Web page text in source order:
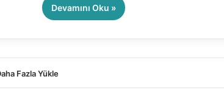
Devamını Oku »
Fazla Yükle